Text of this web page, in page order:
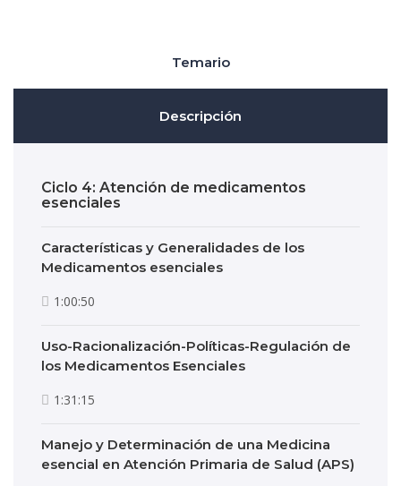
Temario
Descripción
Ciclo 4: Atención de medicamentos
esenciales
Características y Generalidades de los
Medicamentos esenciales
1:00:50
Uso-Racionalización-Políticas-Regulación de
los Medicamentos Esenciales
1:31:15
Manejo y Determinación de una Medicina
esencial en Atención Primaria de Salud (APS)